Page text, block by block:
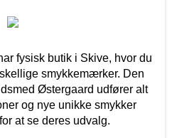
fysisk butik i Skive, hvor du
smykkemærker. Den
Østergaard udfører alt
og nye unikke smykker
at se deres udvalg.